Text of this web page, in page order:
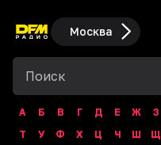
Москва
А Б В Г Д Е Ж З
Т
У Ф Х Ц Ч Ш Щ